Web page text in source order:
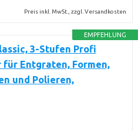
Preis inkl. MwSt., zzgl. Versandkosten
EMPFEHLUNG
3-Stufen Profi
Entgraten, Formen,
und Polieren,